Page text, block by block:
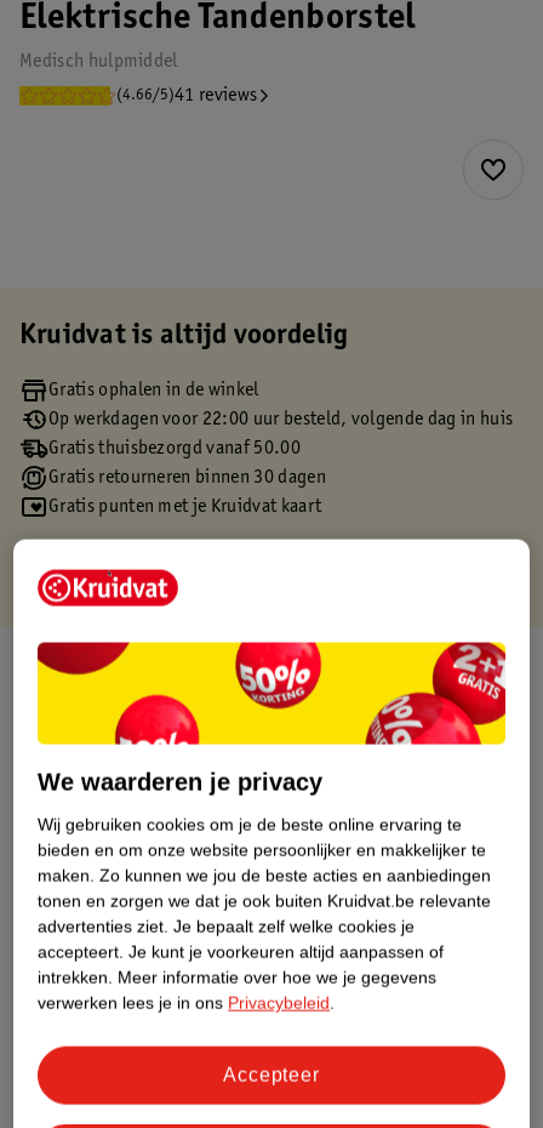
Elektrische Tandenborstel
Medisch hulpmiddel
(4.66/5)41 reviews
Kruidvat is altijd voordelig
Gratis ophalen in de winkel
Op werkdagen voor 22:00 uur besteld, volgende dag in huis
Gratis thuisbezorgd vanaf 50.00
Gratis retourneren binnen 30 dagen
Gratis punten met je Kruidvat kaart
Over dit product
Productinformatie
Etiketinformatie
Nature Impact Score
Rood (-) = hoge impact op het milieu.
Groen (+) = lage impact op het milieu.
Gebaseerd op wereldwijde
gemiddelden.
Nature Impact Score: 28%
Gemiddelde voor Mondhygiëne: 36%
Hogere score betekent lagere impact
We waarderen je privacy
Wij gebruiken cookies om je de beste online ervaring te
bieden en om onze website persoonlijker en makkelijker te
maken. Zo kunnen we jou de beste acties en aanbiedingen
tonen en zorgen we dat je ook buiten Kruidvat.be relevante
advertenties ziet. Je bepaalt zelf welke cookies je
accepteert. Je kunt je voorkeuren altijd aanpassen of
intrekken. Meer informatie over hoe we je gegevens
verwerken lees je in ons Privacybeleid.
Accepteer